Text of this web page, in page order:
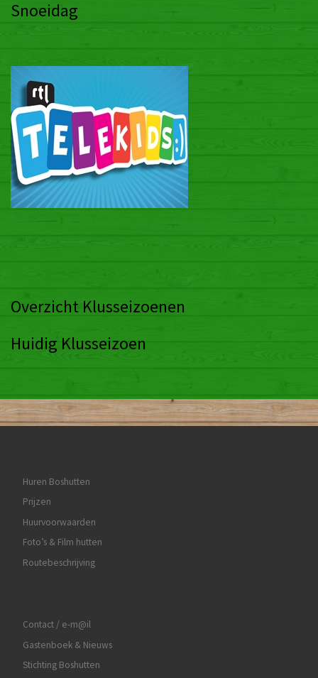
Snoeidag
Overzicht Klusseizoenen
Huidig Klusseizoen
Huren Boshutten
Prijzen
Huurvoorwaarden
Foto’s & Film hutten
Routebeschrijving
Contact / e-m@il
Gastenboek & Nieuws
Stichting Boshutten